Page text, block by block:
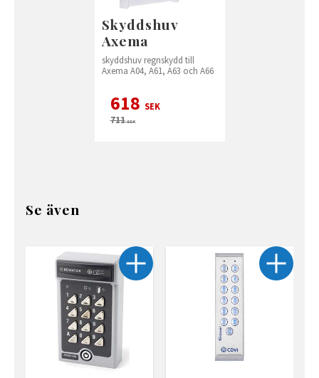
Skyddshuv
Axema
skyddshuv regnskydd till
Axema A04, A61, A63 och A66
618 SEK
711SEK
Se även